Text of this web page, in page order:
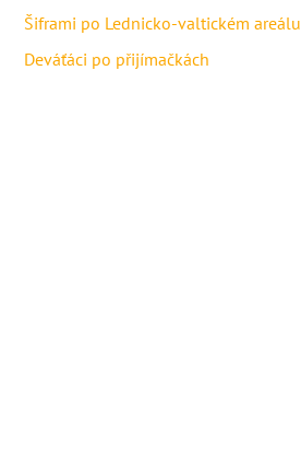
Šiframi po Lednicko-valtickém areálu
Deváťáci po přijímačkách